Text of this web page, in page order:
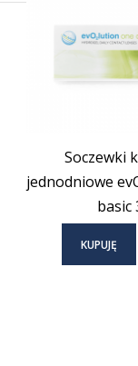
Soczewki
jednodniowe
basic
KUPUJĘ